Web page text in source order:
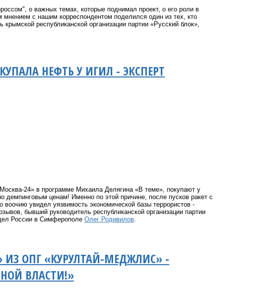
о важных темах, которые поднимал проект, о его роли в
с нашим корреспондентом поделился один из тех, кто
республиканской организации партии «Русский блок»,
НЕФТЬ У ИГИЛ - ЭКСПЕРТ
24» в программе Михаила Делягина «В теме», покупают у
ценам! Именно по этой причине, после пусков ракет с
увидел уязвимость экономической базы террористов -
бывший руководитель республиканской организации партии
России в Симферополе Олег Родивилов.
ОПГ «КУРУЛТАЙ-МЕДЖЛИС» -
ВЛАСТИ!»